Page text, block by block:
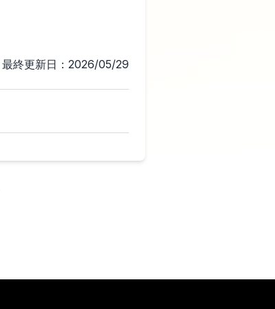
最終更新日：2026/05/29